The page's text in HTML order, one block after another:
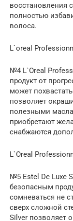
восстановления
полностью
волоса.
L`oreal
№4 L`Oreal
продукт от
может
позволяет
полезными
приобретают
снабжаются
L`Oreal
№5 Estel De Luxe
безопасным
сомневаться не
сверх сложной
Silver позволяет